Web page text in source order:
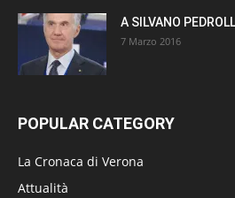
A SILVANO
7 Marzo 2016
POPULAR CATEGORY
La Cronaca di Verona
Attualità